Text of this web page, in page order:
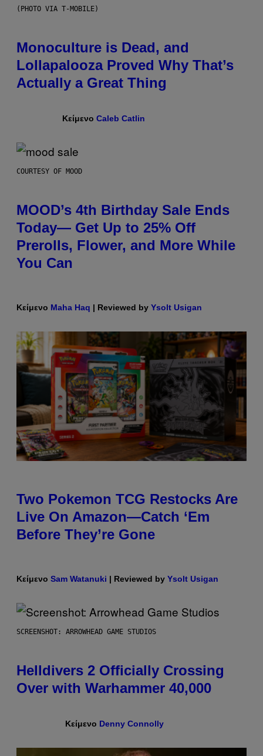
(PHOTO VIA T-MOBILE)
Monoculture is Dead, and
Lollapalooza Proved Why That’s
Actually a Great Thing
Κείμενο Caleb Catlin
COURTESY OF MOOD
MOOD’s 4th Birthday Sale Ends
Today— Get Up to 25% Off
Prerolls, Flower, and More While
You Can
Κείμενο Maha Haq | Reviewed by Ysolt Usigan
Two Pokemon TCG Restocks Are
Live On Amazon—Catch ‘Em
Before They’re Gone
Κείμενο Sam Watanuki | Reviewed by Ysolt Usigan
SCREENSHOT: ARROWHEAD GAME STUDIOS
Helldivers 2 Officially Crossing
Over with Warhammer 40,000
Κείμενο Denny Connolly